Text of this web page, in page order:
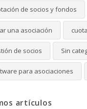
de socios y fondos
una asociación
de socios Sin
para asociaciones
artículos